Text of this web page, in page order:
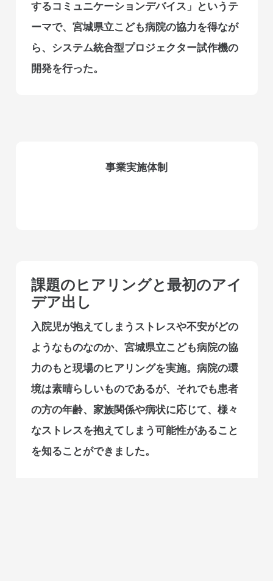
するコミュニケーションデバイス」というテ
ーマで、宮城県立こども病院の協力を得なが
ら、システム統合型プロジェクター試作機の
開発を行った。
事業実施体制
課題のヒアリングと最初のアイ
デア出し
入院児が抱えてしまうストレスや不安がどの
ようなものなのか、宮城県立こども病院の協
力のもと現場のヒアリングを実施。病院の環
境は素晴らしいものであるが、それでも患者
の方の年齢、家族関係や病状に応じて、様々
なストレスを抱えてしまう可能性があること
を知ることができました。